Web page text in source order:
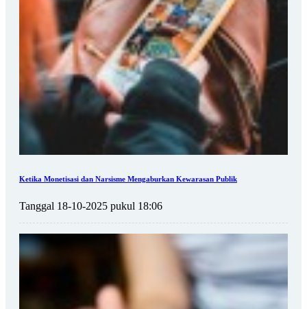
Ketika Monetisasi dan Narsisme Mengaburkan Kewarasan Publik
Tanggal 18-10-2025 pukul 18:06